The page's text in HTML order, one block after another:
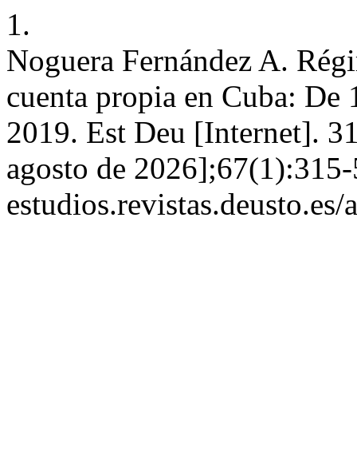
1.
Noguera Fernández A.
cuenta propia en Cuba:
2019. Est Deu [Internet].
agosto de